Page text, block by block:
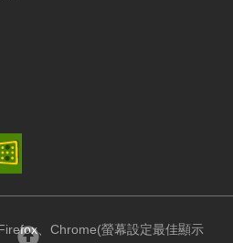
、Chrome(螢幕設定最佳顯示
回頂部